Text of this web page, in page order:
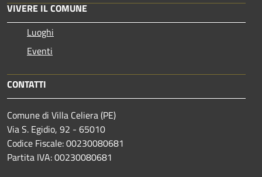
VIVERE IL COMUNE
Luoghi
Eventi
CONTATTI
Comune di Villa Celiera (PE)
Via S. Egidio, 92 - 65010
Codice Fiscale: 00230080681
Partita IVA: 00230080681